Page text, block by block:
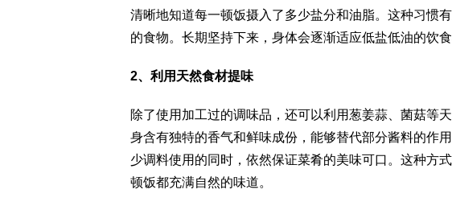
清晰地知道每一顿饭摄入了多少盐分和油脂。这种习惯
的食物。长期坚持下来，身体会逐渐适应低盐低油的饮
2、利用天然食材提味
除了使用加工过的调味品，还可以利用葱姜蒜、菌菇等
身含有独特的香气和鲜味成份，能够替代部分酱料的作
少调料使用的同时，依然保证菜肴的美味可口。这种方
顿饭都充满自然的味道。